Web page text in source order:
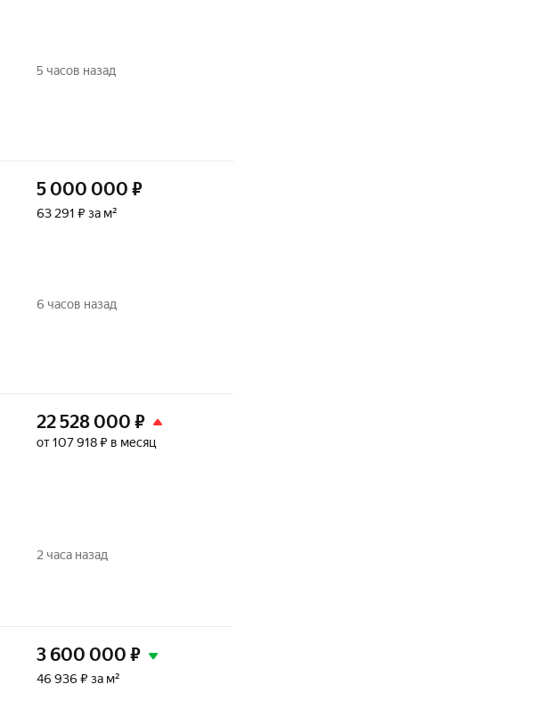
5 часов назад
5 000 000 ₽
63 291 ₽ за м²
6 часов назад
22 528 000 ₽
от 107 918 ₽ в месяц
2 часа назад
3 600 000 ₽
46 936 ₽ за м²